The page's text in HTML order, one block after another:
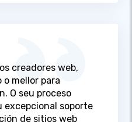
creadores web,
o mellor para
O seu proceso
excepcional soporte
de sitios web